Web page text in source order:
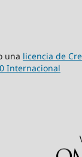
una licencia de
Internacional